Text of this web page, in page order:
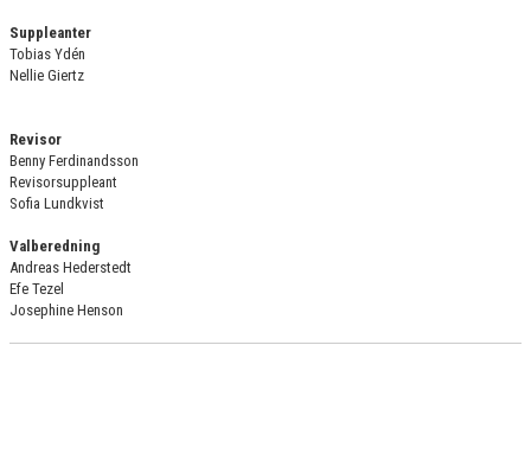
FAQ
FRITIDSKORTET
FÖRENINGSKLÄDER
LÄGERVERKSAMHET
Suppleanter
Tobias Ydén
Nellie Giertz
Revisor
Benny Ferdinandsson
Revisorsuppleant
Sofia Lundkvist
Valberedning
Andreas Hederstedt
Efe Tezel
Josephine Henson